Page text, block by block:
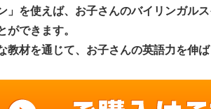
」を使えば、お子さんのバイリンガル
ができます。
教材を通じて、お子さんの英語力を伸ば